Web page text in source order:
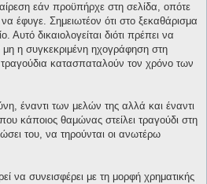
εάν προϋπήρχε στη σελίδα, οπότε
έφυγε. Σημειωτέον ότι στο ξεκαθάρισμα
Αυτό δικαιολογείται διότι πρέπει να
μη η συγκεκριμένη ηχογράφηση στη
κατασπαταλούν τον χρόνο των
έναντι των μελών της αλλά και έναντι
κάποιος θαμώνας στείλει τραγούδι στη
του, να τηρούνται οι ανωτέρω
να συνεισφέρει με τη μορφή χρηματικής